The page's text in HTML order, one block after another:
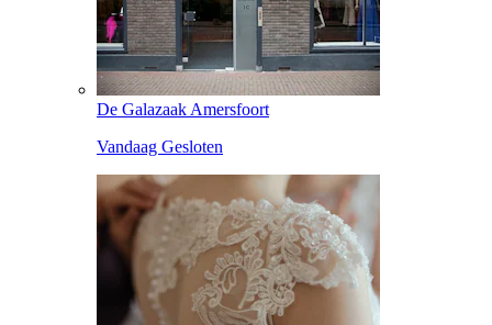
De Galazaak Amersfoort
Vandaag Gesloten